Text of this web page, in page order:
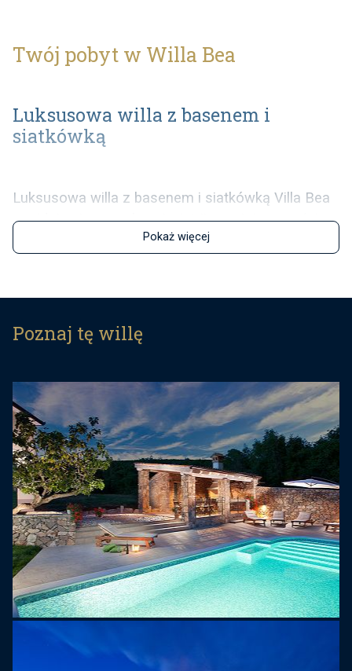
Twój pobyt w Willa Bea
Luksusowa willa z basenem i
siatkówką
Luksusowa willa z basenem i siatkówką Villa Bea
znajduje się na wybrzeżu Istrii, w miejscowości
Vlakovo, zaledwie 15 km od Labin. Ten dom
relaksujący wieczór z rodziną i przyjaciółmi. Na
zewnątrz ma piękny duży ogród z basenem,
bardziej aktywny wypoczynek, jeden dzień kajaka,
sup i roweru wodnego jest bezpłatny oraz 15%
zniżki na klasyczną łódź motorową. Luksusowa
willa Bea zapewni Ci wszystko, co potrzebne do
idealnego wypoczynku z rodziną i przyjaciółmi,
niezależnie od tego, czy będziesz chciał spędzić
spokojne wakacje, czy też aktywny wypoczynek.
Pokaż więcej
Poznaj tę willę